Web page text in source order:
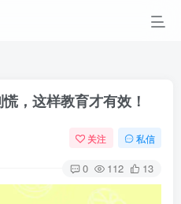
，这样教育才有效！
关注 私信
0 112 13